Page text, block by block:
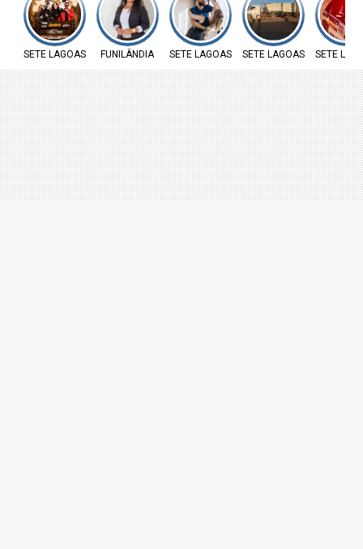
SETE LAGOAS FUNILÂNDIA SETE LAGOAS SETE LAGOAS SETE